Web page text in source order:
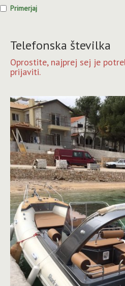
Primerjaj
Telefonska številka
Oprostite, najprej sej je
prijaviti.